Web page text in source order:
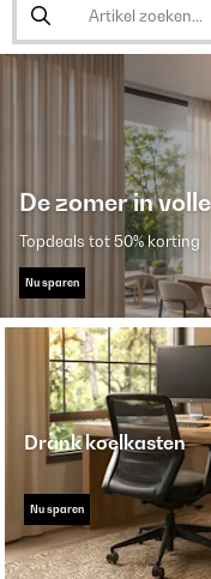
De zomer in
Topdeals tot 50% korting
Nu sparen
Drank koelkasten
Nu sparen